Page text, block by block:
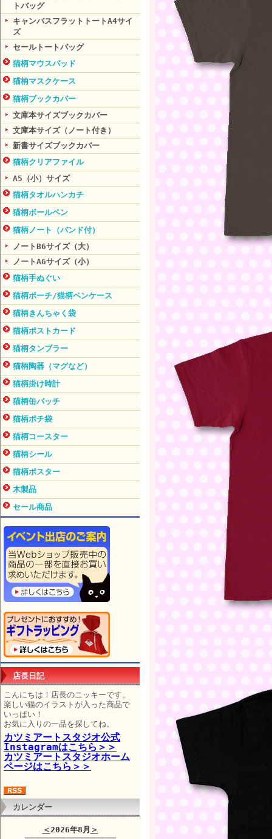
トバッグ
キャンバスフラットトートA4サイ
ズ
セールトートバッグ
猫柄マウスパッド
猫柄マスクケース
猫柄ブックカバー
文庫本サイズブックカバー
文庫本サイズ（ノート付き）
新書サイズブックカバー
猫柄クリアファイル
A5（小）サイズ
猫柄タオルハンカチ
猫柄ボールペン
猫柄ノート（バンド付）
ノートB6サイズ（大）
ノートA6サイズ（小）
猫柄手ぬぐい
猫柄ポーチ/猫柄ペンケース
猫柄きんちゃく袋
猫柄ポストカード
猫柄タンブラー
猫柄陶器（マグなど）
猫柄掛け時計
猫柄缶バッチ
猫柄ポチ袋
猫柄コースター
猫柄シール
猫柄ポスター
木製品
セール商品
店長日記
こんにちは！店長のニッキーです。
楽しい猫のイラストが入った商品で
いっぱい！
お気に入りの一品を探してね。
カツミアートスタジオ公式
Instagramはこちら＞＞
カツミアートスタジオホーム
ページはこちら＞＞
カレンダー
＜2026年8月 ＞